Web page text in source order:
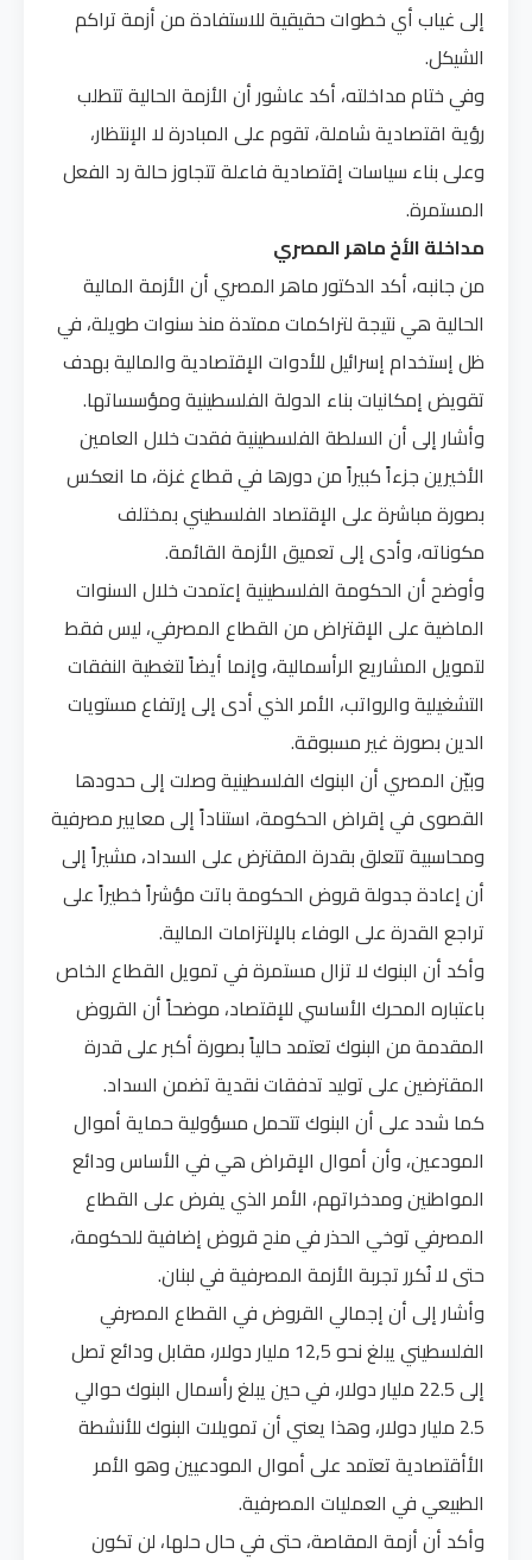
إلى غياب أي خطوات حقيقية للاستفادة من أزمة تراكم
الشيكل.
وفي ختام مداخلته، أكد عاشور أن الأزمة الحالية تتطلب
رؤية اقتصادية شاملة، تقوم على المبادرة لا الإنتظار،
وعلى بناء سياسات إقتصادية فاعلة تتجاوز حالة رد الفعل
المستمرة.
مداخلة الأخ ماهر المصري
من جانبه، أكد الدكتور ماهر المصري أن الأزمة المالية
الحالية هي نتيجة لتراكمات ممتدة منذ سنوات طويلة، في
ظل إستخدام إسرائيل للأدوات الإقتصادية والمالية بهدف
تقويض إمكانيات بناء الدولة الفلسطينية ومؤسساتها.
وأشار إلى أن السلطة الفلسطينية فقدت خلال العامين
الأخيرين جزءاً كبيراً من دورها في قطاع غزة، ما انعكس
بصورة مباشرة على الإقتصاد الفلسطيني بمختلف
مكوناته، وأدى إلى تعميق الأزمة القائمة.
وأوضح أن الحكومة الفلسطينية إعتمدت خلال السنوات
الماضية على الإقتراض من القطاع المصرفي، ليس فقط
لتمويل المشاريع الرأسمالية، وإنما أيضاً لتغطية النفقات
التشغيلية والرواتب، الأمر الذي أدى إلى إرتفاع مستويات
الدين بصورة غير مسبوقة.
وبيّن المصري أن البنوك الفلسطينية وصلت إلى حدودها
القصوى في إقراض الحكومة، استناداً إلى معايير مصرفية
ومحاسبية تتعلق بقدرة المقترض على السداد، مشيراً إلى
أن إعادة جدولة قروض الحكومة باتت مؤشراً خطيراً على
تراجع القدرة على الوفاء بالإلتزامات المالية.
وأكد أن البنوك لا تزال مستمرة في تمويل القطاع الخاص
باعتباره المحرك الأساسي للإقتصاد، موضحاً أن القروض
المقدمة من البنوك تعتمد حالياً بصورة أكبر على قدرة
المقترضين على توليد تدفقات نقدية تضمن السداد.
كما شدد على أن البنوك تتحمل مسؤولية حماية أموال
المودعين، وأن أموال الإقراض هي في الأساس ودائع
المواطنين ومدخراتهم، الأمر الذي يفرض على القطاع
المصرفي توخي الحذر في منح قروض إضافية للحكومة،
حتى لا نُكرر تجربة الأزمة المصرفية في لبنان.
وأشار إلى أن إجمالي القروض في القطاع المصرفي
الفلسطيني يبلغ نحو 12,5 مليار دولار، مقابل ودائع تصل
إلى 22.5 مليار دولار، في حين يبلغ رأسمال البنوك حوالي
2.5 مليار دولار، وهذا يعني أن تمويلات البنوك للأنشطة
الأأقتصادية تعتمد على أموال المودعيين وهو الأمر
الطبيعي في العمليات المصرفية.
وأكد أن أزمة المقاصة، حتى في حال حلها، لن تكون